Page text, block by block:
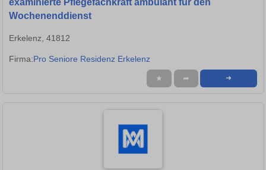
examinierte Pflegefachkraft ambulant für den
Wochenenddienst
Erkelenz, 41812
Firma:Pro Seniore Residenz Erkelenz
★ ➦ ➜